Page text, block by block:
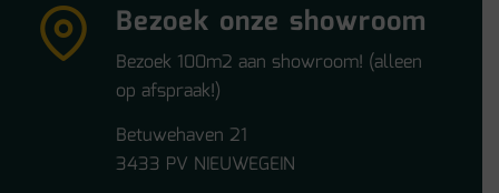
Bezoek onze showroom
Bezoek 100m2 aan showroom! (alleen
op afspraak!)
Betuwehaven 21
3433 PV NIEUWEGEIN